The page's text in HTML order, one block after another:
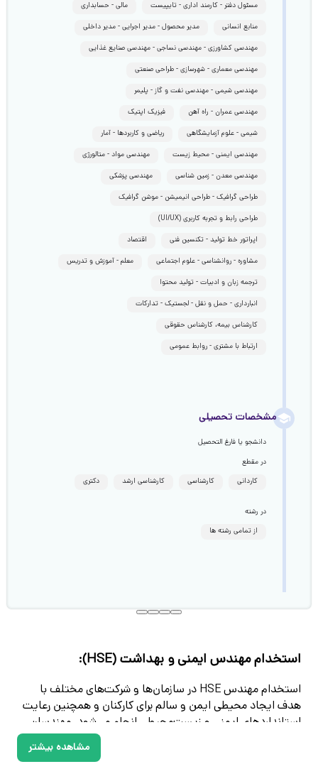
مسئول دفتر - کارمند اداری - تایپیست
مالی - حسابداری
منابع انسانی
مدیر محصول - مدیر اجرایی - مدیر داخلی
مهندسی کشاورزی - مهندسی نساجی - مهندسی صنایع غذایی
مهندسی معماری - شهرسازی - طراحی صنعتی
مهندسی شیمی - مهندسی نفت و گاز - پلیمر
مهندسی عمران - راه آهن
فیزیک اپتیک
شیمی - علوم آزمایشگاهی
ریاضی و کاربردها - آمار
مهندسی ایمنی - محیط زیست
مهندسی مواد - متالورژی
مهندسی معدن - زمین شناسی
مهندسی پزشکی
طراحی گرافیک - طراحی انیمیشن - موشن گرافیک
طراحی رابط و تجربه کاربری (UI/UX)
اپراتور خط تولید - تکنسین فنی
اقتصاد
مشاوره - روانشناسی - علوم اجتماعی
معلم - آموزش و تدریس
ترجمه زبان و ادبیات - تولید محتوا
انبارداری - حمل و نقل - لجستیک - تدارکات
کارشناس بیمه، کارشناس حقوقی
ارتباط با مشتری - روابط عمومی
مشخصات تحصیلی
دانشجو یا فارغ التحصیل
در مقطع
کاردانی
کارشناسی کارشناسی ارشد دکتری
در رشته
از تمامی رشته ها
استخدام مهندس ایمنی و بهداشت (HSE):
استخدام مهندس HSE در سازمان‌ها و شرکت‌های مختلف با
هدف ایجاد محیطی ایمن و سالم برای کارکنان و همچنین رعایت
استانداردهای ایمنی و زیست‌محیطی انجام می‌شود. مهندسان
HSE با شناسایی، ارزیابی و کنترل خطرات موجود در محیط کار،
نقش مهمی در پیشگیری از حوادث و بیماری‌های شغلی ایفا
مشاهده بیشتر